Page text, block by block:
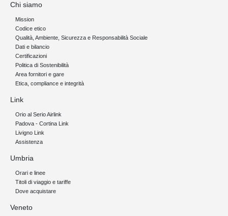
Chi siamo
Mission
Codice etico
Qualità, Ambiente, Sicurezza e Responsabilità Sociale
Dati e bilancio
Certificazioni
Politica di Sostenibilità
Area fornitori e gare
Etica, compliance e integrità
Link
Orio al Serio Airlink
Padova - Cortina Link
Livigno Link
Assistenza
Umbria
Orari e linee
Titoli di viaggio e tariffe
Dove acquistare
Veneto